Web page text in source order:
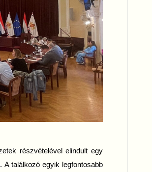
részvételével elindult egy
találkozó egyik legfontosabb